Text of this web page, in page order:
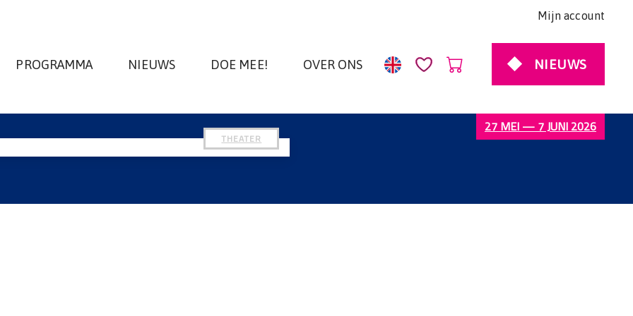
Mijn account
PROGRAMMA NIEUWS DOE MEE! OVER ONS NIEUWS
27 MEI — 7 JUNI 2026
THEATER